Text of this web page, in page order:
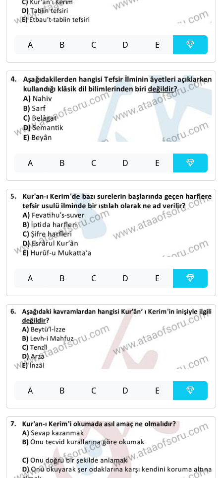
A B C D E
A B C D E
A B C D E
A B C D E